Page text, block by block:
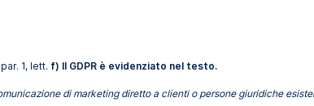
1, lett. f) Il GDPR è evidenziato nel testo.
di marketing diretto a clienti o persone giuridiche